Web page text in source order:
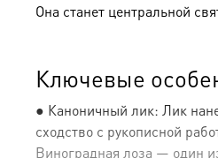
Она станет центральной
Ключевые
● Каноничный лик: Лик
сходство с рукописной
Виноградная лоза — один